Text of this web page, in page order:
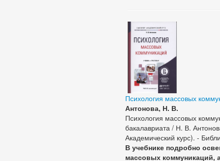
Психология массовых
Антонова, Н. В.
Психология массовых
бакалавриата / Н. В.
Академический курс). -
В учебнике подробно
массовых коммуникаций,